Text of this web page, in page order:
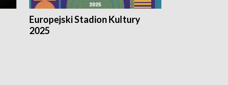
Europejski Stadion Kultury
2025